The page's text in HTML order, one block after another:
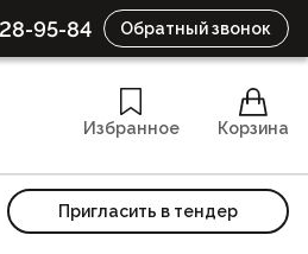
95-84 Обратный звонок
Избранное Корзина
Пригласить в тендер